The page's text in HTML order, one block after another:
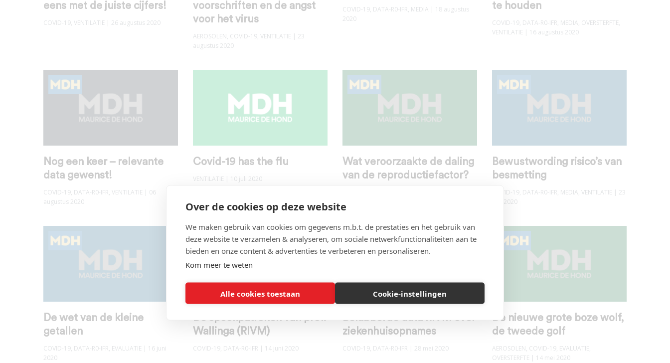
Over de cookies op deze website
We maken gebruik van cookies om gegevens m.b.t. de prestaties en het gebruik van
deze website te verzamelen & analyseren, om sociale netwerkfunctionaliteiten aan te
bieden en onze content & advertenties te verbeteren en personaliseren.
Kom meer te weten
Alle cookies toestaan Cookie-instellingen
eens met de juiste cijfers!
COVID-19, VENTILATIE | 26 augustus 2020
voorschriften en de angst
voor het virus
AEROSOLEN, COVID-19, VENTILATIE | 23
augustus 2020
COVID-19, DATA-R0-IFR, MEDIA | 18 augustus
2020
te houden
COVID-19, DATA-R0-IFR, MEDIA, OVERSTERFTE,
VENTILATIE | 16 augustus 2020
Nog een keer – relevante
data gewenst!
COVID-19, DATA-R0-IFR, VENTILATIE | 06
augustus 2020
Covid-19 has the flu
VENTILATIE | 10 juli 2020
Wat veroorzaakte de daling
van de reproductiefactor?
Bewustwording risico’s van
besmetting
COVID-19, DATA-R0-IFR, MEDIA, VENTILATIE | 23
juni 2020
De wet van de kleine
getallen
COVID-19, DATA-R0-IFR, EVALUATIE | 16 juni
2020
De spookpatronen van prof.
Wallinga (RIVM)
COVID-19, DATA-R0-IFR | 14 juni 2020
Belabberde data RIVM over
ziekenhuisopnames
COVID-19, DATA-R0-IFR | 28 mei 2020
De nieuwe grote boze wolf,
de tweede golf
AEROSOLEN, COVID-19, EVALUATIE,
OVERSTERFTE | 14 mei 2020